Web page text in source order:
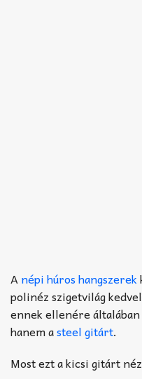
Anépi húros hangszerek
polinéz szigetvilág
ennek ellenére
hanem asteel gitárt.
Most ezt a kicsi gitárt